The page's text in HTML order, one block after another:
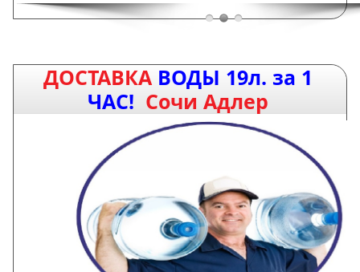
ДОСТАВКА ВОДЫ 19л. за 1
ЧАС! Сочи Адлер